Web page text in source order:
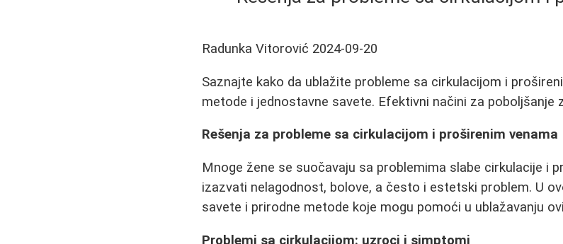
Radunka Vitorović 2024-09-20
Saznajte kako da ublažite probleme sa cirkulacijom i
metode i jednostavne savete. Efektivni načini za poboljšanje
Rešenja za probleme sa cirkulacijom i proširenim venama
Mnoge žene se suočavaju sa problemima slabe cirkulacije i
izazvati nelagodnost, bolove, a često i estetski problem. U
savete i prirodne metode koje mogu pomoći u ublažavanju
Problemi sa cirkulacijom: uzroci i simptomi